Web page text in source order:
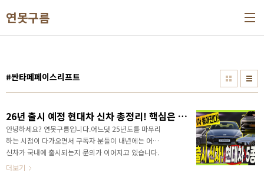
연못구름
#싼타페페이스리프트
26년 출시 예정 현대차 신차 총정리! 핵심은 하이브리드 그리고 플레오스
안녕하세요? 연못구름입니다.어느덧 25년도를 마무리
하는 시점이 다가오면서 구독자 분들이 내년에는 어떤
신차가 국내에 출시되는지 문의가 이어지고 있습니다.
먼저 올해 제조사별 판매 실적 잠시 볼게요! Car
더보기